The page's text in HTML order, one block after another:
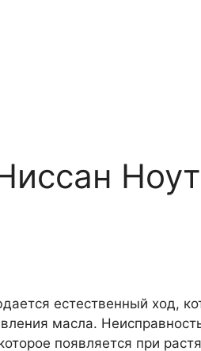
естественный ход,
масла.
появляется при